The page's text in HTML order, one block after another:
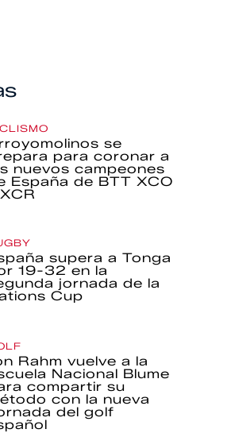
se
para coronar a
nuevos campeones
España de BTT XCO
supera a Tonga
19-32 en la
jornada de la
Cup
Rahm vuelve a la
Nacional Blume
compartir su
con la nueva
del golf